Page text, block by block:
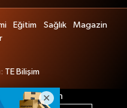
Eğitim Sağlık
Magazin
TE Bilişim
çerezlerden